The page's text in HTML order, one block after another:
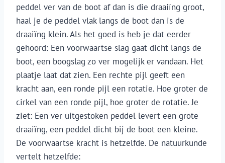
peddel ver van de boot af dan is die draaiïng groot,
haal je de peddel vlak langs de boot dan is de
draaiïng klein. Als het goed is heb je dat eerder
gehoord: Een voorwaartse slag gaat dicht langs de
boot, een boogslag zo ver mogelijk er vandaan. Het
plaatje laat dat zien. Een rechte pijl geeft een
kracht aan, een ronde pijl een rotatie. Hoe groter de
cirkel van een ronde pijl, hoe groter de rotatie. Je
ziet: Een ver uitgestoken peddel levert een grote
draaiïng, een peddel dicht bij de boot een kleine.
De voorwaartse kracht is hetzelfde. De natuurkunde
vertelt hetzelfde: